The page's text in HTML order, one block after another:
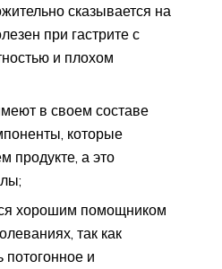
сказывается на
при гастрите с
и плохом
в своем составе
которые
продукте, а это
хорошим помощником
так как
потогонное и